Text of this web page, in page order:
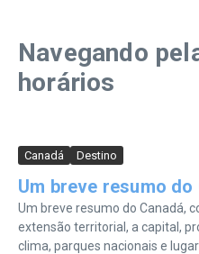
Navegando
horários
Canadá Destino
Um breve resumo do
Um breve resumo do Canadá,
extensão territorial, a capital,
clima, parques nacionais e